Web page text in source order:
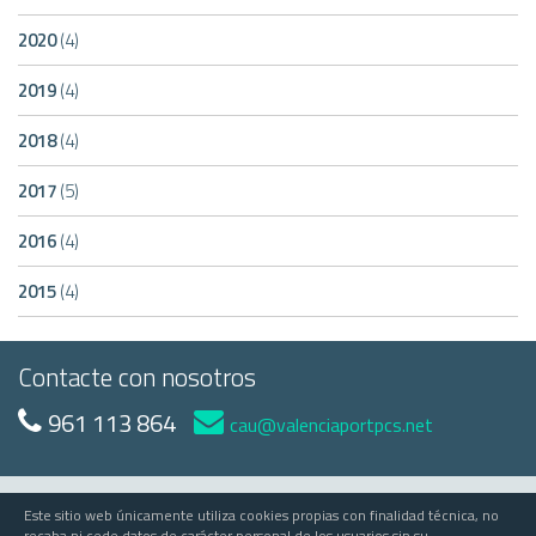
2020(4)
2019(4)
2018(4)
2017(5)
2016(4)
2015(4)
Contacte con nosotros
961 113 864 cau@valenciaportpcs.net
Este sitio web únicamente utiliza cookies propias con finalidad técnica, no